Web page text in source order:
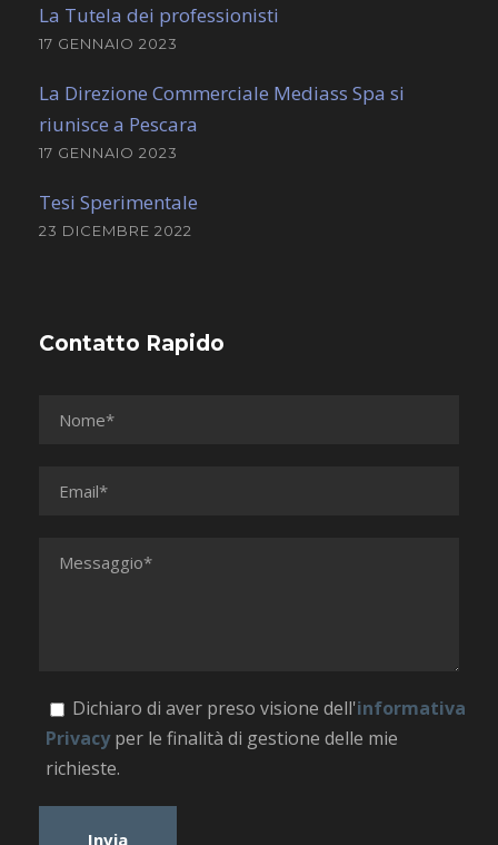
La Tutela dei professionisti
17 GENNAIO 2023
La Direzione Commerciale Mediass Spa si
riunisce a Pescara
17 GENNAIO 2023
Tesi Sperimentale
23 DICEMBRE 2022
Contatto Rapido
Dichiaro di aver preso visione dell'informativa
Privacyper le finalità di gestione delle mie
richieste.